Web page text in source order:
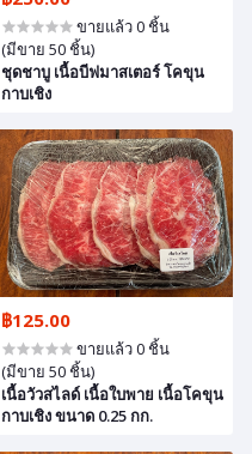
ขายแล้ว 0 ชิ้น
(มีขาย 50 ชิ้น)
ชุดชาบู เนื้อบีฟมาสเตอร์ โคขุน
กาบเชิง
฿125.00
ขายแล้ว 0 ชิ้น
(มีขาย 50 ชิ้น)
เนื้อวัวสไลด์ เนื้อใบพาย เนื้อโคขุน
กาบเชิง ขนาด 0.25 กก.